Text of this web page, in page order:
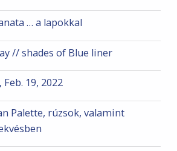
… a lapokkal
// shades of Blue liner
19, 2022
Palette, rúzsok, valamint